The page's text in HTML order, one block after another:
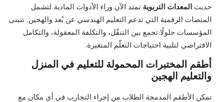
حديث المعدات التربوية تمتد الآن وراء الأدوات المادية لتشمل
المنصات الرقمية التي تدعم التعليم الهندسي عن بُعد والهجين. تتبنى
المؤسسات حلولًا تجمع بين التنقّل، والتكلفة المعقولة، والتكامل
الافتراضي لتلبية احتياجات التعلّم المتغيرة.
أطقم المختبرات المحمولة للتعليم في المنزل
والتعليم الهجين
تمكن الأطقم المدمجة الطلاب من إجراء التجارب في أي مكان مع